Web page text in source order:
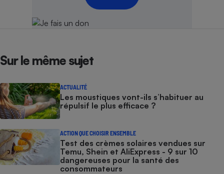
Sur le même sujet
ACTUALITÉ
Les moustiques vont-ils s’habituer au
répulsif le plus efficace ?
ACTION QUE CHOISIR ENSEMBLE
Test des crèmes solaires vendues sur
Temu, Shein et AliExpress - 9 sur 10
dangereuses pour la santé des
consommateurs